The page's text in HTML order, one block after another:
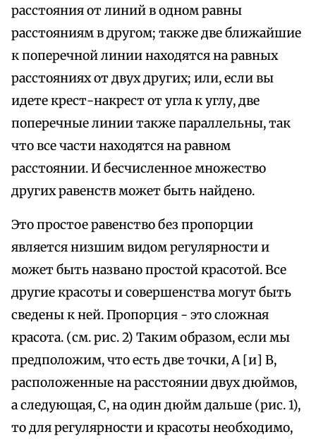
расстояния от линий в одном равны
расстояниям в другом; также две ближайшие
к поперечной линии находятся на равных
расстояниях от двух других; или, если вы
идете крест-накрест от угла к углу, две
поперечные линии также параллельны, так
что все части находятся на равном
расстоянии. И бесчисленное множество
других равенств может быть найдено.
Это простое равенство без пропорции
является низшим видом регулярности и
может быть названо простой красотой. Все
другие красоты и совершенства могут быть
сведены к ней. Пропорция - это сложная
красота. (см. рис. 2) Таким образом, если мы
предположим, что есть две точки, A [и] B,
расположенные на расстоянии двух дюймов,
а следующая, C, на один дюйм дальше (рис. 1),
то для регулярности и красоты необходимо,